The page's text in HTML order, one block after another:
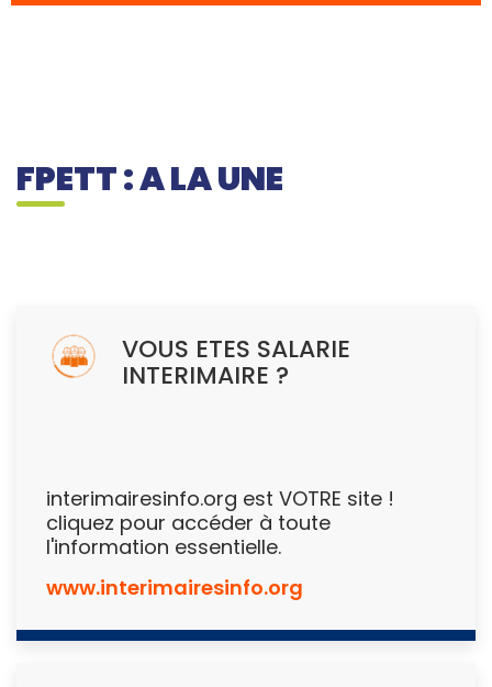
FPETT : A LA UNE
VOUS ETES SALARIE
INTERIMAIRE ?
interimairesinfo.org est VOTRE site !
cliquez pour accéder à toute
l'information essentielle.
www.interimairesinfo.org